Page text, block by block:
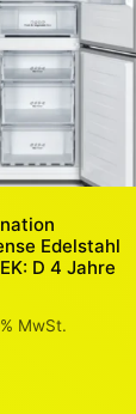
Edelstahl
D 4 Jahre
MwSt.